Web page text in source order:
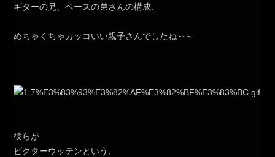
ギターの兄、ベースの弟さんの構成、
めちゃくちゃカッコいい親子さんでしたね～～
彼らが
ビクターウッテンという、